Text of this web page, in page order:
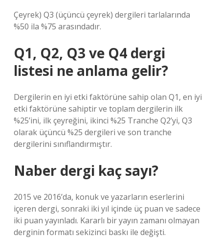
Çeyrek) Q3 (üçüncü çeyrek) dergileri tarlalarında
%50 ila %75 arasındadır.
Q1, Q2, Q3 ve Q4 dergi
listesi ne anlama gelir?
Dergilerin en iyi etki faktörüne sahip olan Q1, en iyi
etki faktörüne sahiptir ve toplam dergilerin ilk
%25’ini, ilk çeyreğini, ikinci %25 Tranche Q2’yi, Q3
olarak üçüncü %25 dergileri ve son tranche
dergilerini sınıflandırmıştır.
Naber dergi kaç sayı?
2015 ve 2016’da, konuk ve yazarların eserlerini
içeren dergi, sonraki iki yıl içinde üç puan ve sadece
iki puan yayınladı. Kararlı bir yayın zamanı olmayan
derginin formatı sekizinci baskı ile değişti.